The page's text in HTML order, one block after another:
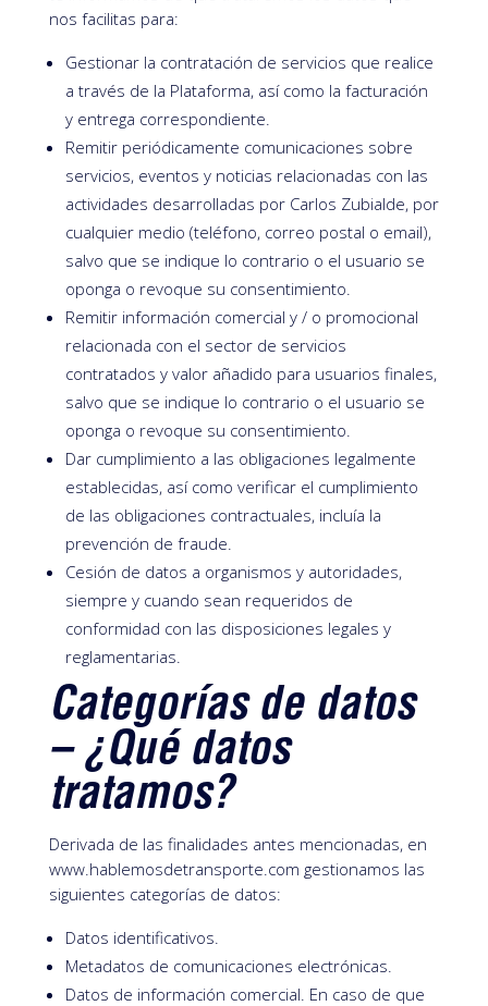
nos facilitas para:
Gestionar la contratación de servicios que realice
a través de la Plataforma, así como la facturación
y entrega correspondiente.
Remitir periódicamente comunicaciones sobre
servicios, eventos y noticias relacionadas con las
actividades desarrolladas por Carlos Zubialde, por
cualquier medio (teléfono, correo postal o email),
salvo que se indique lo contrario o el usuario se
oponga o revoque su consentimiento.
Remitir información comercial y / o promocional
relacionada con el sector de servicios
contratados y valor añadido para usuarios finales,
salvo que se indique lo contrario o el usuario se
oponga o revoque su consentimiento.
Dar cumplimiento a las obligaciones legalmente
establecidas, así como verificar el cumplimiento
de las obligaciones contractuales, incluía la
prevención de fraude.
Cesión de datos a organismos y autoridades,
siempre y cuando sean requeridos de
conformidad con las disposiciones legales y
reglamentarias.
Categorías de datos
– ¿Qué datos
tratamos?
Derivada de las finalidades antes mencionadas, en
www.hablemosdetransporte.com gestionamos las
siguientes categorías de datos:
Datos identificativos.
Metadatos de comunicaciones electrónicas.
Datos de información comercial. En caso de que